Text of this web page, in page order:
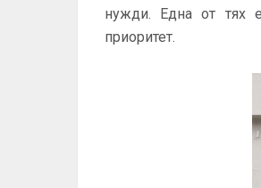
нужди. Една от тях е
приоритет.